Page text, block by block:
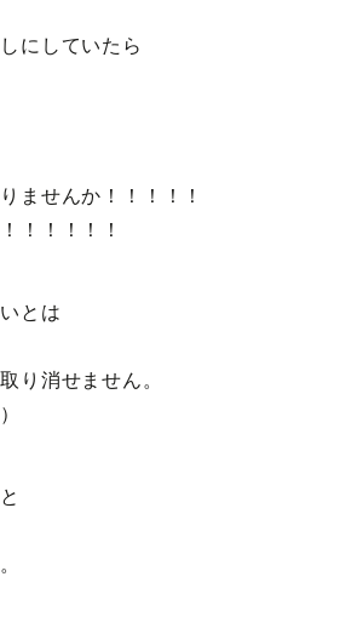
にしていたら
ませんか！！！！！
！！！！！
とは
り消せません。